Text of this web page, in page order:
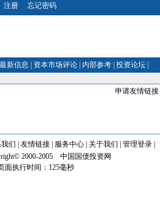
注册 忘记密码
最新信息 资本市场评论 内部参考 投资论坛
申请友情链接
们 友情链接| 服务中心 | 关于我们 管理登录|
2000-2005 中国国债投资网
面执行时间：125毫秒